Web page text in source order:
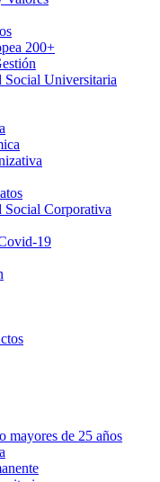
200+
Social Universitaria
Social Corporativa
19
mayores de 25 años